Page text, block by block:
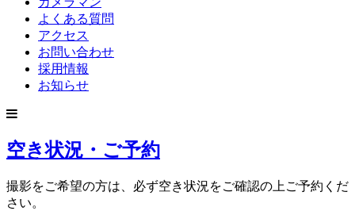
よくある質問
アクセス
お問い合わせ
採用情報
お知らせ
空き状況・ご予約
撮影をご希望の方は、必ず空き状況をご確認の上ご予約くだ
さい。